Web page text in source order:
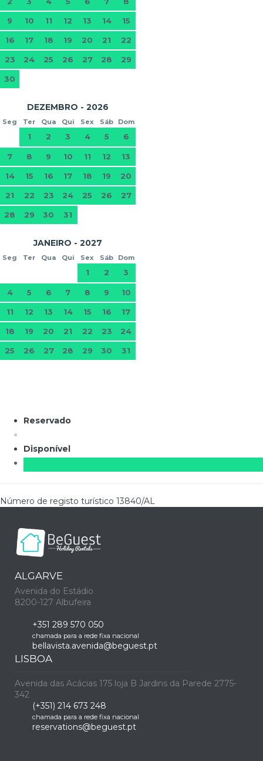
9 10 11 12 13 14 15
16 17 18 19 20 21 22
23 24 25 26 27 28 29
30
DEZEMBRO - 2026
Seg Ter Qua Qui Sex Sáb Dom
1 2 3 4 5 6
7 8 9 10 11 12 13
14 15 16 17 18 19 20
21 22 23 24 25 26 27
28 29 30 31
JANEIRO - 2027
Seg Ter Qua Qui Sex Sáb Dom
1 2 3
4 5 6 7 8 9 10
11 12 13 14 15 16 17
18 19 20 21 22 23 24
25 26 27 28 29 30 31
Reservado
Disponível
Número de registo turístico 13840/AL
ALGARVE
Avenida do Estádio
8200-127 Albufeira
+351 289 570 050
chamada para a rede fixa nacional
bellavista.avenida@beguest.pt
LISBOA
Avenida das Acácias 175 loja B Jardins da Parede 2775-
342
(+351) 214 673 248
chamada para a rede fixa nacional
reservations@beguest.pt